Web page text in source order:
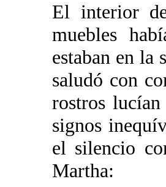
El interior
muebles
estaban en la
saludó con
rostros lucían
signos
el silencio
Martha: